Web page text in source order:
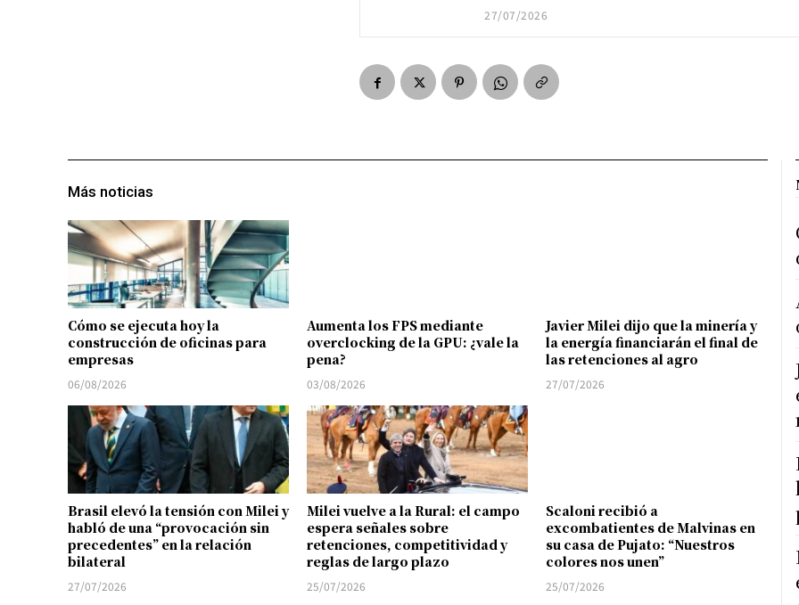
27/07/2026
Más noticias
Cómo se ejecuta hoy la
construcción de oficinas para
empresas
06/08/2026
Aumenta los FPS mediante
overclocking de la GPU: ¿vale la
pena?
03/08/2026
Javier Milei dijo que la minería y
la energía financiarán el final de
las retenciones al agro
27/07/2026
Brasil elevó la tensión con Milei y
habló de una “provocación sin
precedentes” en la relación
bilateral
27/07/2026
Milei vuelve a la Rural: el campo
espera señales sobre
retenciones, competitividad y
reglas de largo plazo
25/07/2026
Scaloni recibió a
excombatientes de Malvinas en
su casa de Pujato: “Nuestros
colores nos unen”
25/07/2026